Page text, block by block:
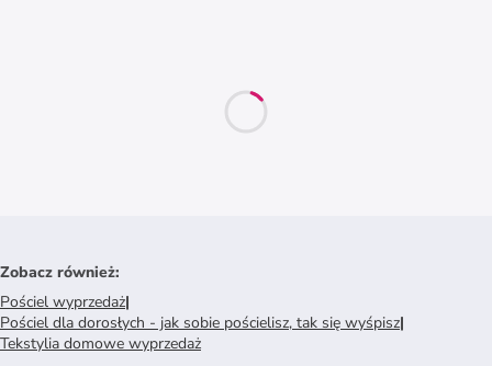
Zobacz również:
Pościel wyprzedaż|
Pościel dla dorosłych - jak sobie pościelisz, tak się wyśpisz|
Tekstylia domowe wyprzedaż